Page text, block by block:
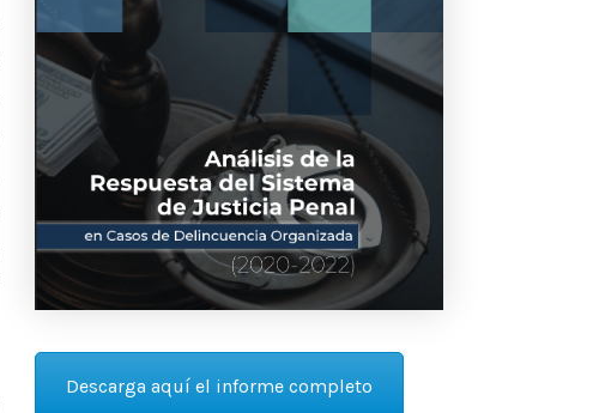
Descarga aquí el informe completo